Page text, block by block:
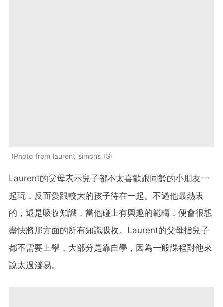
Photo from laurent_simons IG
Laurent的父母表示兒子都不太喜歡跟同齡的小朋友一
起玩，反而愛跟較大的孩子待在一起。不過他最熱衷
的，還是吸收知識，當他碰上有興趣的範疇，便會很想
盡快將那方面的所有知識吸收。Laurent的父母指兒子
都不需要上學，大部分是靠自學，因為一般課程對他來
說太過淺易。